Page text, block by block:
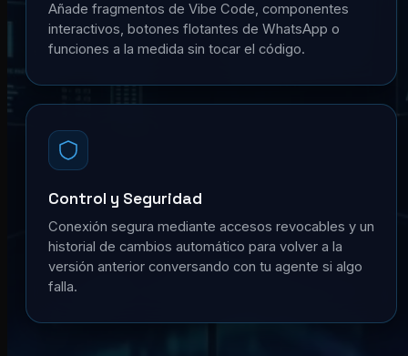
Añade fragmentos de Vibe Code, componentes
interactivos, botones flotantes de WhatsApp o
funciones a la medida sin tocar el código.
Control y Seguridad
Conexión segura mediante accesos revocables y un
historial de cambios automático para volver a la
versión anterior conversando con tu agente si algo
falla.